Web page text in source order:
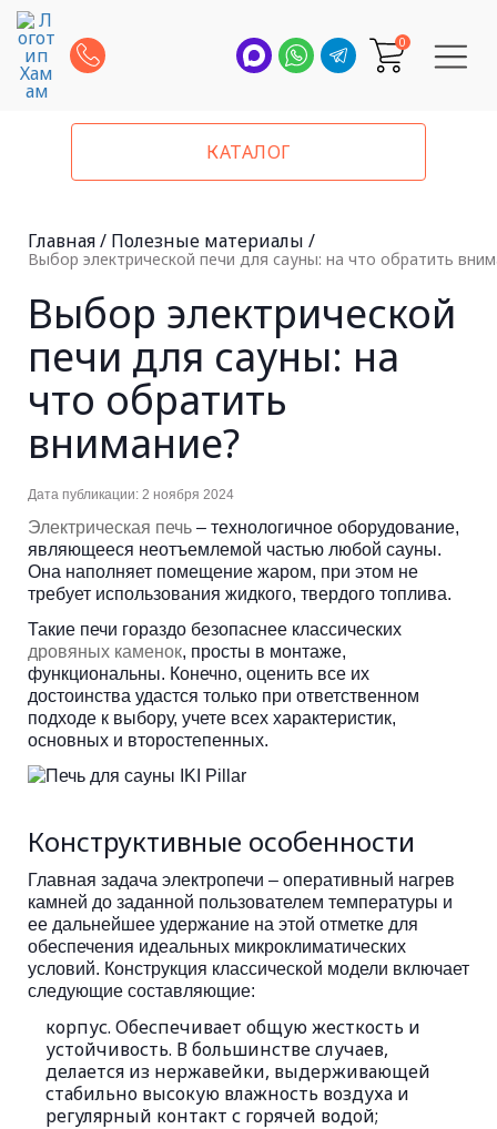
0
КАТАЛОГ
Главная/ Полезные материалы /
Выбор электрической печи для сауны: на что обратить
Выбор электрической
печи для сауны: на
что обратить
внимание?
Дата публикации: 2 ноября 2024
Электрическая печь – технологичное оборудование,
являющееся неотъемлемой частью любой сауны.
Она наполняет помещение жаром, при этом не
требует использования жидкого, твердого топлива.
Такие печи гораздо безопаснее классических
дровяных каменок, просты в монтаже,
функциональны. Конечно, оценить все их
достоинства удастся только при ответственном
подходе к выбору, учете всех характеристик,
основных и второстепенных.
Конструктивные особенности
Главная задача электропечи – оперативный нагрев
камней до заданной пользователем температуры и
ее дальнейшее удержание на этой отметке для
обеспечения идеальных микроклиматических
условий. Конструкция классической модели включает
следующие составляющие:
корпус. Обеспечивает общую жесткость и
устойчивость. В большинстве случаев,
делается из нержавейки, выдерживающей
стабильно высокую влажность воздуха и
регулярный контакт с горячей водой;